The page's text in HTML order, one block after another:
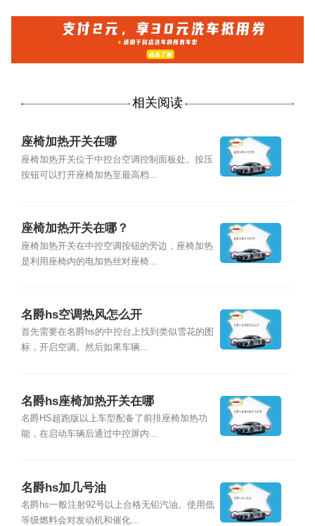
相关阅读
座椅加热开关在哪
座椅加热开关位于中控台空调控制面板处。按压
按钮可以打开座椅加热至最高档...
座椅加热开关在哪？
座椅加热开关在中控空调按钮的旁边，座椅加热
是利用座椅内的电加热丝对座椅...
名爵hs空调热风怎么开
首先需要在名爵hs的中控台上找到类似雪花的图
标，开启空调。然后如果车辆...
名爵hs座椅加热开关在哪
名爵HS超跑版以上车型配备了前排座椅加热功
能，在启动车辆后通过中控屏内...
名爵hs加几号油
名爵hs一般注射92号以上合格无铅汽油。使用低
等级燃料会对发动机和催化...